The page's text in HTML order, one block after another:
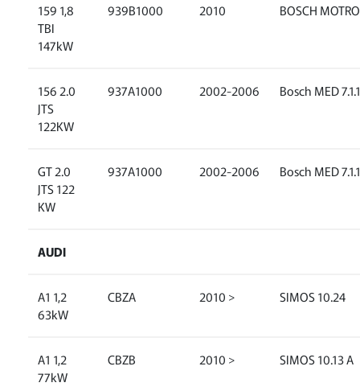
159 1,8
TBI
147kW
939B1000 2010 BOSCH
156 2.0
JTS
122KW
937A1000 2002-2006 Bosch MED 7.1.1
GT 2.0
JTS 122
KW
937A1000 2002-2006 Bosch MED 7.1.1
AUDI
A1 1,2
63kW
CBZA 2010 > SIMOS 10.24
A1 1,2
77kW
CBZB 2010 > SIMOS 10.13 A